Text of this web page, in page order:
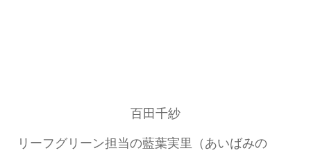
百田千紗
リーフグリーン担当の藍葉実里（あいばみの